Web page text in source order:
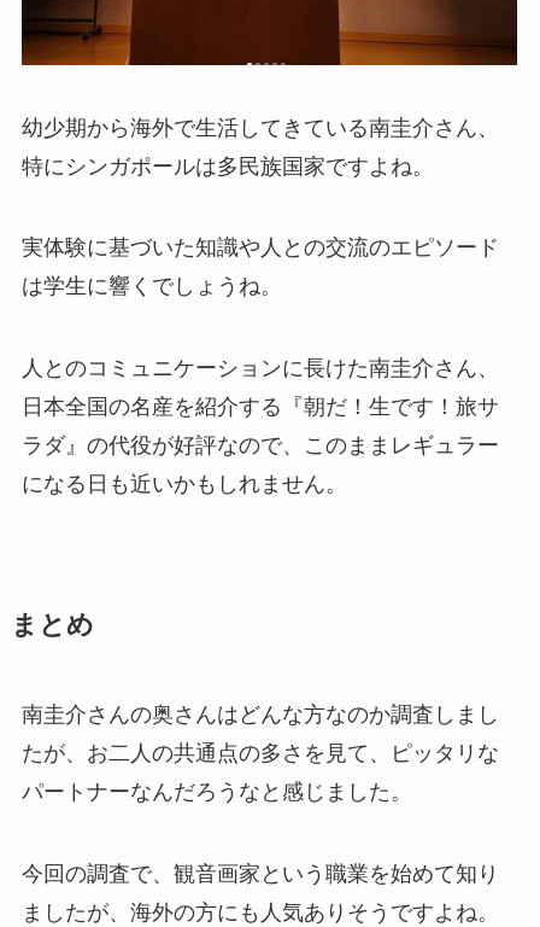
幼少期から海外で生活してきている南圭介さん、
特にシンガポールは多民族国家ですよね。
実体験に基づいた知識や人との交流のエピソード
は学生に響くでしょうね。
人とのコミュニケーションに長けた南圭介さん、
日本全国の名産を紹介する『朝だ！生です！旅サ
ラダ』の代役が好評なので、このままレギュラー
になる日も近いかもしれません。
まとめ
南圭介さんの奥さんはどんな方なのか調査しまし
たが、お二人の共通点の多さを見て、ピッタリな
パートナーなんだろうなと感じました。
今回の調査で、観音画家という職業を始めて知り
ましたが、海外の方にも人気ありそうですよね。